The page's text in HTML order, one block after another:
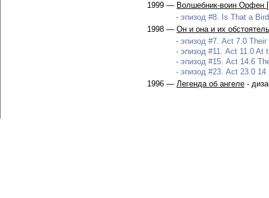
1999 — Волшебник-воин Орфен
- эпизод #8. Is That a
1998 — Он и она и их
- эпизод #7. Act 7.0
- эпизод #11. Act 11.0 At
- эпизод #15. Act 14.6
- эпизод #23. Act 23.0
1996 — Легенда об ангеле -